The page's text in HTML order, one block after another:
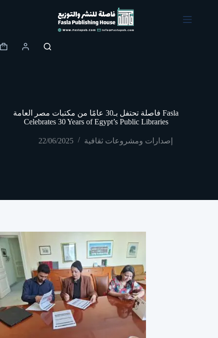
Shopping
فاصلة تحتفل بـ30 عامًا من مكتبات مصر العامة Fasla
Celebrates 30 Years of Egypt’s Public Libraries
22/06/2025 إصدارات ومشروعات ثقافية